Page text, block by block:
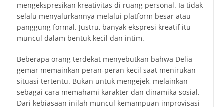
mengekspresikan kreativitas di ruang personal. Ia tidak
selalu menyalurkannya melalui platform besar atau
panggung formal. Justru, banyak ekspresi kreatif itu
muncul dalam bentuk kecil dan intim.
Beberapa orang terdekat menyebutkan bahwa Delia
gemar memainkan peran-peran kecil saat menirukan
situasi tertentu. Bukan untuk mengejek, melainkan
sebagai cara memahami karakter dan dinamika sosial.
Dari kebiasaan inilah muncul kemampuan improvisasi